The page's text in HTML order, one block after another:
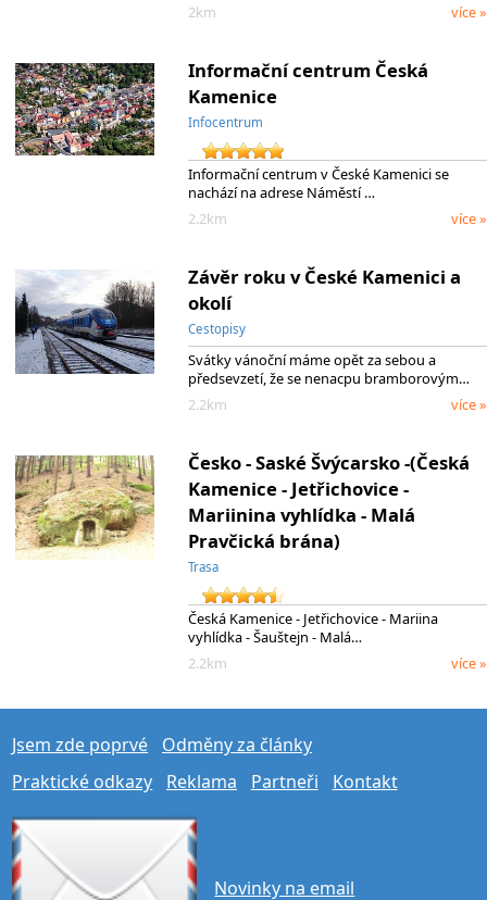
2km
více »
Informační centrum Česká
Kamenice
Infocentrum
Informační centrum v České Kamenici se
nachází na adrese Náměstí …
2.2km
více »
Závěr roku v České Kamenici a
okolí
Cestopisy
Svátky vánoční máme opět za sebou a
předsevzetí, že se nenacpu bramborovým…
2.2km
více »
Česko - Saské Švýcarsko -(Česká
Kamenice - Jetřichovice -
Mariinina vyhlídka - Malá
Pravčická brána)
Trasa
Česká Kamenice - Jetřichovice - Mariina
vyhlídka - Šauštejn - Malá…
2.2km
více »
Jsem zde poprvé
Odměny za články
Praktické odkazy
Reklama Partneři Kontakt
Novinky na email